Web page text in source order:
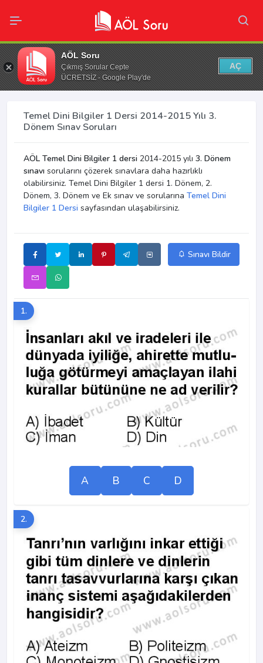
AÖL Soru
Çıkmış Sorular Cepte
ÜCRETSİZ - Google Play'de
AÇ
Temel Dini Bilgiler 1 Dersi 2014-2015 Yılı 3.
Dönem Sınav Soruları
AÖL Temel Dini Bilgiler 1 dersi 2014-2015 yılı 3. Dönem
sınavı sorularını çözerek sınavlara daha hazırlıklı
olabilirsiniz. Temel Dini Bilgiler 1 dersi 1. Dönem, 2.
Dönem, 3. Dönem ve Ek sınav ve sorularına Temel Dini
Bilgiler 1 Dersi sayfasından ulaşabilirsiniz.
Sınavı Bildir
1.
A B C D
2.